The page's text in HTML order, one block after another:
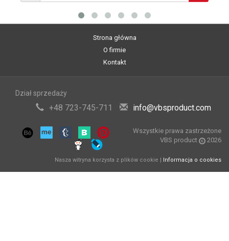
Strona główna
O firmie
Kontakt
Dział sprzedaży
+48 723-745-711 info@vbsproduct.com
Wszystkie prawa zastrzeżone
VBS product
2026
Nasza witryna korzysta z plików cookie | Informacja o cookies